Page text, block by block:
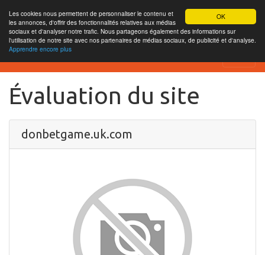
OK
Les cookies nous permettent de personnaliser le contenu et
les annonces, d'offrir des fonctionnalités relatives aux médias
sociaux et d'analyser notre trafic. Nous partageons également des informations sur
l'utilisation de notre site avec nos partenaires de médias sociaux, de publicité et d'analyse.
Apprendre encore plus
SEO Analytics
Évaluation du site
donbetgame.uk.com